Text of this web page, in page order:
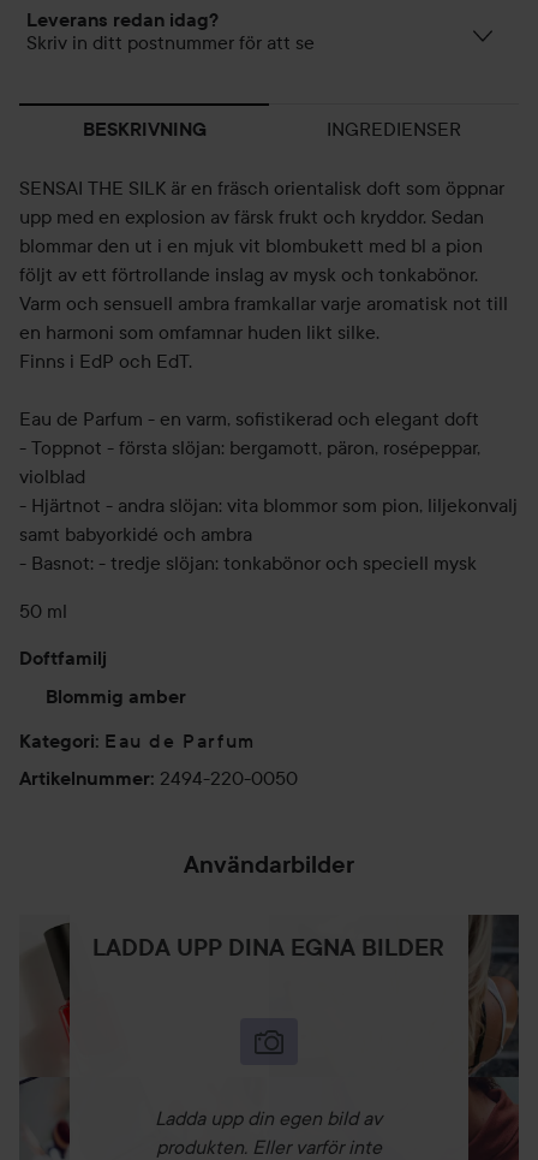
Leverans redan idag?
Skriv in ditt postnummer för att se
BESKRIVNING INGREDIENSER
SENSAI THE SILK är en fräsch orientalisk doft som öppnar
upp med en explosion av färsk frukt och kryddor. Sedan
blommar den ut i en mjuk vit blombukett med bl a pion
följt av ett förtrollande inslag av mysk och tonkabönor.
Varm och sensuell ambra framkallar varje aromatisk not till
en harmoni som omfamnar huden likt silke.
Finns i EdP och EdT.
Eau de Parfum - en varm, sofistikerad och elegant doft
- Toppnot - första slöjan: bergamott, päron, rosépeppar,
violblad
- Hjärtnot - andra slöjan: vita blommor som pion, liljekonvalj
samt babyorkidé och ambra
- Basnot: - tredje slöjan: tonkabönor och speciell mysk
50 ml
Doftfamilj
Blommig amber
Kategori: Eau de Parfum
Artikelnummer: 2494-220-0050
Användarbilder
LADDA UPP DINA EGNA BILDER
Ladda upp din egen bild av
produkten. Eller varför inte